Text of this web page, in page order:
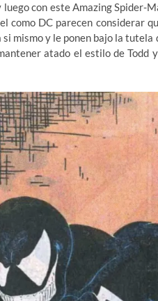
con este Amazing Spider-
DC parecen considerar
mismo y le ponen bajo la tutela
atado el estilo de Todd